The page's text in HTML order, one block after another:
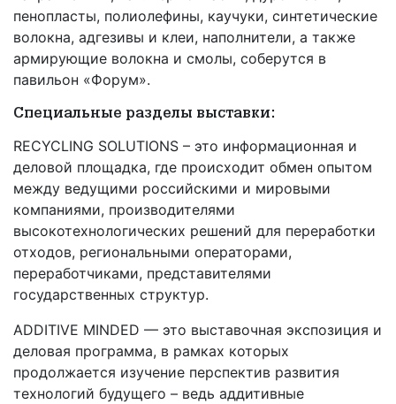
пенопласты, полиолефины, каучуки, синтетические
волокна, адгезивы и клеи, наполнители, а также
армирующие волокна и смолы, соберутся в
павильон «Форум».
Специальные разделы выставки:
RECYCLING SOLUTIONS – это информационная и
деловой площадка, где происходит обмен опытом
между ведущими российскими и мировыми
компаниями, производителями
высокотехнологических решений для переработки
отходов, региональными операторами,
переработчиками, представителями
государственных структур.
ADDITIVE MINDED — это выставочная экспозиция и
деловая программа, в рамках которых
продолжается изучение перспектив развития
технологий будущего – ведь аддитивные